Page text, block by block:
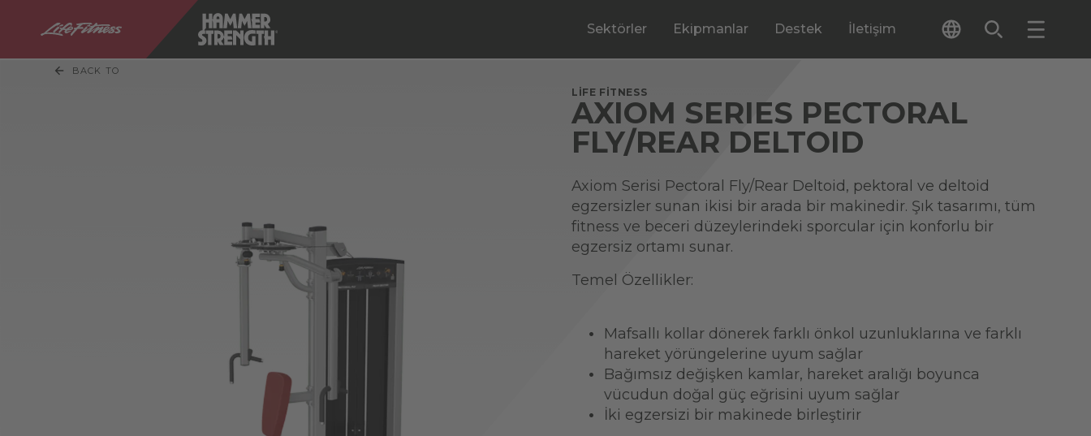
Sektörler Ekipmanlar Destek İletişim
BACK TO
LIFE FITNESS
AXIOM SERIES PECTORAL
FLY/REAR DELTOID
Axiom Serisi Pectoral Fly/Rear Deltoid, pektoral ve deltoid
egzersizler sunan ikisi bir arada bir makinedir. Şık tasarımı, tüm
fitness ve beceri düzeylerindeki sporcular için konforlu bir
egzersiz ortamı sunar.
Temel Özellikler:
Mafsallı kollar dönerek farklı önkol uzunluklarına ve farklı
hareket yörüngelerine uyum sağlar
Bağımsız değişken kamlar, hareket aralığı boyunca
vücudun doğal güç eğrisini uyum sağlar
İki egzersizi bir makinede birleştirir